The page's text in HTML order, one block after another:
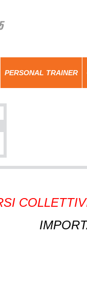
PERSONAL TRAINER